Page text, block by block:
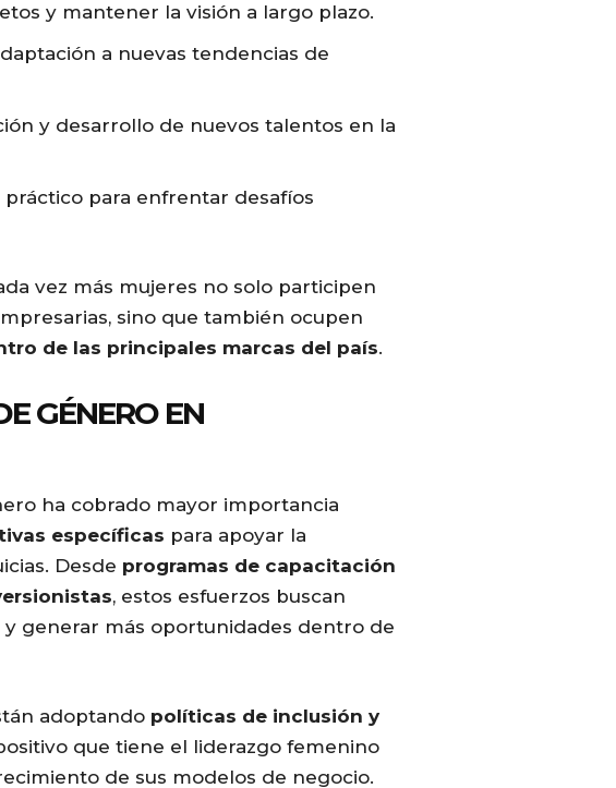
y mantener la visión a largo plazo.
a nuevas tendencias de
y desarrollo de nuevos talentos en la
práctico para enfrentar desafíos
vez más mujeres no solo participen
sino que también ocupen
de las principales marcas del país.
GÉNERO EN
ha cobrado mayor importancia
específicas para apoyar la
Desde programas de capacitación
, estos esfuerzos buscan
generar más oportunidades dentro de
adoptando políticas de inclusión y
que tiene el liderazgo femenino
de sus modelos de negocio.